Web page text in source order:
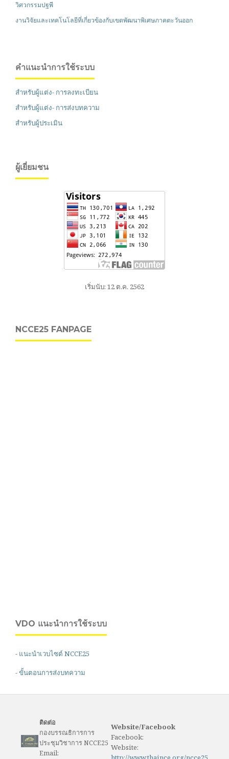
วิศวกรรมปฐพี
งานวิจัยและเทคโนโลยีที่เกี่ยวข้องกับเขตพัฒนาพิเศษภาคตะวันออก
คำแนะนำการใช้ระบบ
สำหรับผู้แต่ง- การลงทะเบียน
สำหรับผู้แต่ง- การส่งบทความ
สำหรับผู้ประเมิน
ผู้เยี่ยมชน
เริ่มนับ: 12 ต.ค. 2562
NCCE25 FANPAGE
VDO แนะนำการใช้ระบบ
- แนะนำเวบไซต์ NCCE25
-ขั้นตอนการส่งบทความ
ติดต่อ
กองบรรณธิการการ
ประชุมวิชาการ NCCE25
Email:
Website/Facebook
Facebook:
Website: